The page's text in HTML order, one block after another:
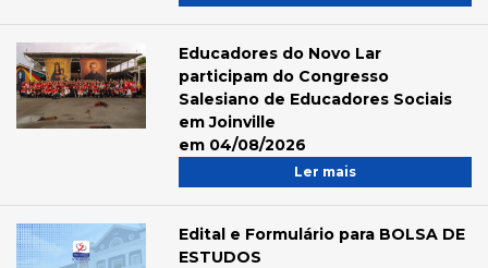
Educadores do Novo Lar
participam do Congresso
Salesiano de Educadores Sociais
em Joinville
em 04/08/2026
Ler mais
Edital e Formulário para BOLSA DE
ESTUDOS